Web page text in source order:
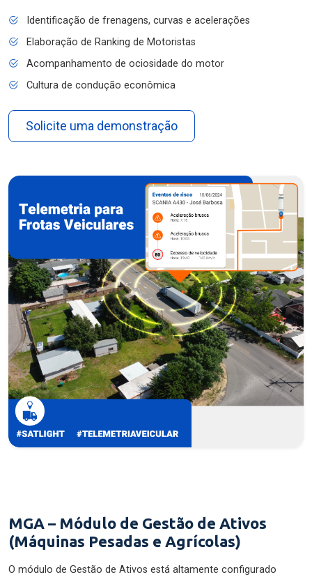
Identificação de frenagens, curvas e acelerações
Elaboração de Ranking de Motoristas
Acompanhamento de ociosidade do motor
Cultura de condução econômica
Solicite uma demonstração
MGA – Módulo de Gestão de Ativos
(Máquinas Pesadas e Agrícolas)
O módulo de Gestão de Ativos está altamente configurado